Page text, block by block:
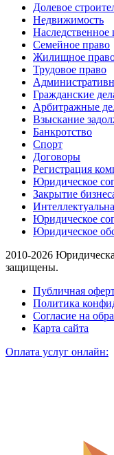
Долевое
Недвижимость
Наследственное
Семейное право
Жилищное
Трудовое право
Гражданские
Арбитражные
Взыскание
Банкротство
Спорт
Договоры
Регистрация
Юридическое
Закрытие
Юридическое
Юридическое
2010-2026
защищены.
Публичная
Политика
Согласие на
Карта сайта
Оплата услуг онлайн: